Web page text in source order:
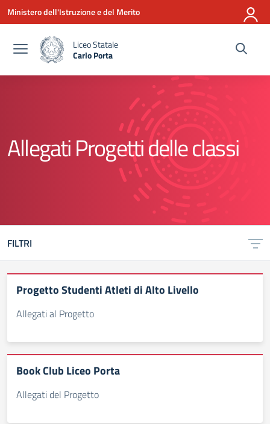
Vai ai contenuti
Vai al menu di navigazione
Vai al footer
Ministero dell'Istruzione e del Merito
Liceo Statale
Carlo Porta
Allegati Progetti delle classi
FILTRI
Progetto Studenti Atleti di Alto Livello
Allegati al Progetto
Book Club Liceo Porta
Allegati del Progetto